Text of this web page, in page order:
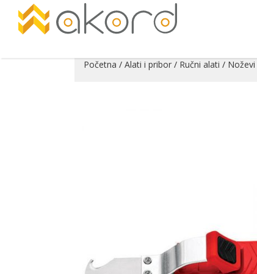
Početna / Alati i pribor / Ručni alati / Noževi